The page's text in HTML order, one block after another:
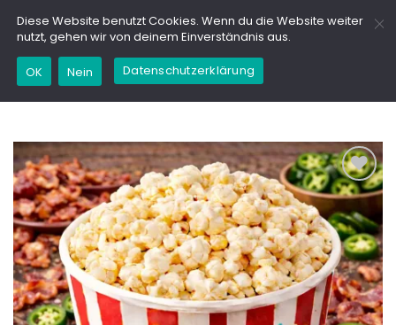
Inhalt
springen
Kaufe dieses Produkt und erhalte 24,95
Add to
wishlist
Diese Website benutzt Cookies. Wenn du die Website weiter
nutzt, gehen wir von deinem Einverständnis aus.
OK Nein Datenschutzerklärung